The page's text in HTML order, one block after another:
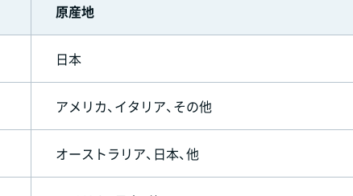
原産地
日本
アメリカ、イタリア、その他
オーストラリア、日本、他